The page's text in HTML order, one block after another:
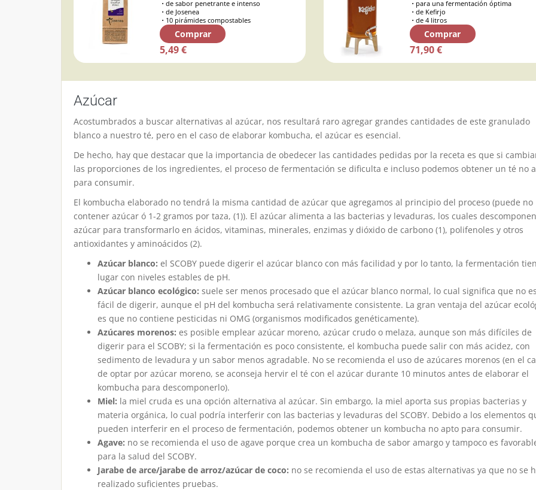
de sabor penetrante e intenso
de Josenea
10 pirámides compostables
Comprar
5,49 €
para una fermentación óptima
de Kefirjo
de 4 litros
Comprar
71,90 €
Azúcar
Acostumbrados a buscar alternativas al azúcar, nos resultará raro agregar grandes cantidades de este granulado
blanco a nuestro té, pero en el caso de elaborar kombucha, el azúcar es esencial.
De hecho, hay que destacar que la importancia de obedecer las cantidades pedidas por la receta es que si
las proporciones de los ingredientes, el proceso de fermentación se dificulta e incluso podemos obtener un té no
para consumir.
El kombucha elaborado no tendrá la misma cantidad de azúcar que agregamos al principio del proceso (puede no
contener azúcar ó 1-2 gramos por taza, (1)). El azúcar alimenta a las bacterias y levaduras, los cuales
azúcar para transformarlo en ácidos, vitaminas, minerales, enzimas y dióxido de carbono (1), polifenoles y otros
antioxidantes y aminoácidos (2).
Azúcar blanco: el SCOBY puede digerir el azúcar blanco con más facilidad y por lo tanto, la fermentación
lugar con niveles estables de pH.
Azúcar blanco ecológico: suele ser menos procesado que el azúcar blanco normal, lo cual significa que no
fácil de digerir, aunque el pH del kombucha será relativamente consistente. La gran ventaja del azúcar
es que no contiene pesticidas ni OMG (organismos modificados genéticamente).
Azúcares morenos: es posible emplear azúcar moreno, azúcar crudo o melaza, aunque son más difíciles de
digerir para el SCOBY; si la fermentación es poco consistente, el kombucha puede salir con más acidez, con
sedimento de levadura y un sabor menos agradable. No se recomienda el uso de azúcares morenos (en el
de optar por azúcar moreno, se aconseja hervir el té con el azúcar durante 10 minutos antes de elaborar el
kombucha para descomponerlo).
Miel: la miel cruda es una opción alternativa al azúcar. Sin embargo, la miel aporta sus propias bacterias y
materia orgánica, lo cual podría interferir con las bacterias y levaduras del SCOBY. Debido a los elementos
pueden interferir en el proceso de fermentación, podemos obtener un kombucha no apto para consumir.
Agave: no se recomienda el uso de agave porque crea un kombucha de sabor amargo y tampoco es
para la salud del SCOBY.
Jarabe de arce/jarabe de arroz/azúcar de coco: no se recomienda el uso de estas alternativas ya que no se
realizado suficientes pruebas.